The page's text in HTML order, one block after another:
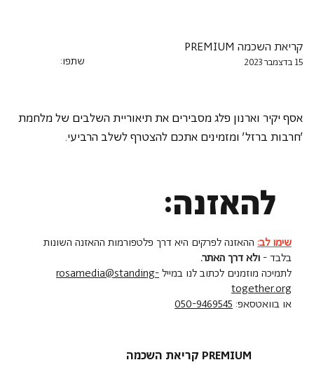
שתפו:
קריאת השכמה PREMIUM
15 בדצמבר 2023
אסף יקיר וארנון פלג מסבירים את תיאוריית השלבים של מלחמת
'חרבות ברזל' ומזמינים אתכם להצטרף לשלב הרביעי.
להאזנה:
שימו לב: ההאזנה לפרקים היא דרך פלטפורמות ההאזנה השונות
בלבד - ולא דרך האתר.
לתמיכה מוזמנים לכתוב לנו במיילrosamedia@standing-
together.org
או בוואטסאפ: 050-9469545
קריאת השכמה PREMIUM